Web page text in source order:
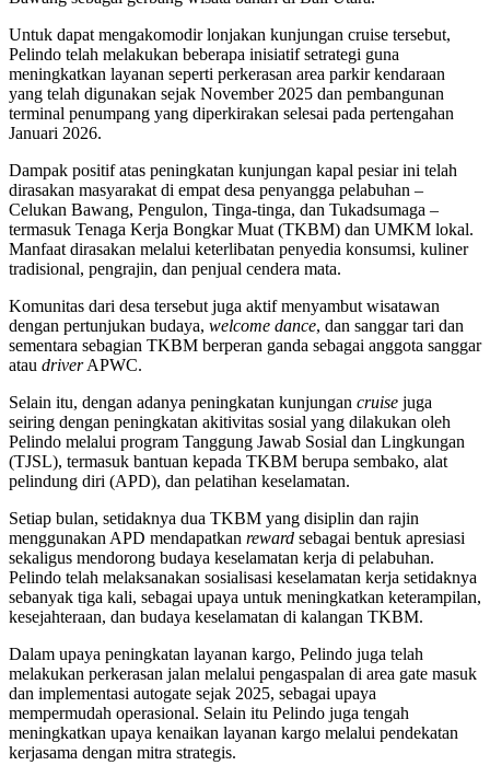
Untuk dapat mengakomodir lonjakan kunjungan cruise tersebut,
Pelindo telah melakukan beberapa inisiatif setrategi guna
meningkatkan layanan seperti perkerasan area parkir kendaraan
yang telah digunakan sejak November 2025 dan pembangunan
terminal penumpang yang diperkirakan selesai pada pertengahan
Januari 2026.
Dampak positif atas peningkatan kunjungan kapal pesiar ini telah
dirasakan masyarakat di empat desa penyangga pelabuhan –
Celukan Bawang, Pengulon, Tinga-tinga, dan Tukadsumaga –
termasuk Tenaga Kerja Bongkar Muat (TKBM) dan UMKM lokal.
Manfaat dirasakan melalui keterlibatan penyedia konsumsi, kuliner
tradisional, pengrajin, dan penjual cendera mata.
Komunitas dari desa tersebut juga aktif menyambut wisatawan
dengan pertunjukan budaya, welcome dance, dan sanggar tari dan
sementara sebagian TKBM berperan ganda sebagai anggota sanggar
atau driverAPWC.
Selain itu, dengan adanya peningkatan kunjungan cruise juga
seiring dengan peningkatan akitivitas sosial yang dilakukan oleh
Pelindo melalui program Tanggung Jawab Sosial dan Lingkungan
(TJSL), termasuk bantuan kepada TKBM berupa sembako, alat
pelindung diri (APD), dan pelatihan keselamatan.
Setiap bulan, setidaknya dua TKBM yang disiplin dan rajin
menggunakan APD mendapatkan reward sebagai bentuk apresiasi
sekaligus mendorong budaya keselamatan kerja di pelabuhan.
Pelindo telah melaksanakan sosialisasi keselamatan kerja setidaknya
sebanyak tiga kali, sebagai upaya untuk meningkatkan keterampilan,
kesejahteraan, dan budaya keselamatan di kalangan TKBM.
Dalam upaya peningkatan layanan kargo, Pelindo juga telah
melakukan perkerasan jalan melalui pengaspalan di area gate masuk
dan implementasi autogate sejak 2025, sebagai upaya
mempermudah operasional. Selain itu Pelindo juga tengah
meningkatkan upaya kenaikan layanan kargo melalui pendekatan
kerjasama dengan mitra strategis.